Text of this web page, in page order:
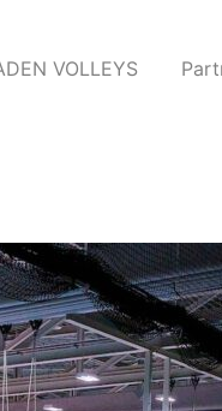
VOLLEYS